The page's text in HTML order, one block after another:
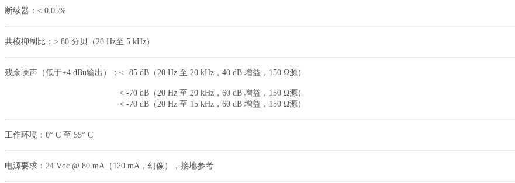
断续器： < 0.05%
共模抑制比： > 80 分贝（20 Hz至 5 kHz）
残余噪声（低于+4 dBu输出）：< -85 dB（20 Hz 至 20 kHz，40 dB 增益，150 Ω源）
< -70 dB（20 Hz 至 20 kHz，60 dB 增益，150 Ω源）
< -70 dB（20 Hz 至 15 kHz，60 dB 增益，150 Ω源）
工作环境：0° C 至 55° C
电源要求：24 Vdc @ 80 mA（120 mA，幻像），接地参考